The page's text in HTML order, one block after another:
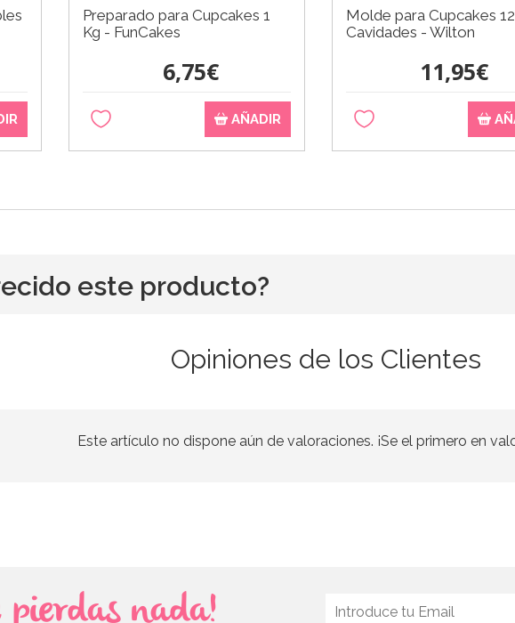
Preparado para Cupcakes 1
Kg - FunCakes
6,75€
AÑADIR
Molde para Cupcakes 12
Cavidades - Wilton
11,95€
este producto?
Opiniones de los Clientes
Este artículo no dispone aún de valoraciones. ¡Se el primero en
pierdas nada!